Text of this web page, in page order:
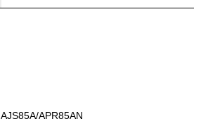
AJS85A/APR85AN